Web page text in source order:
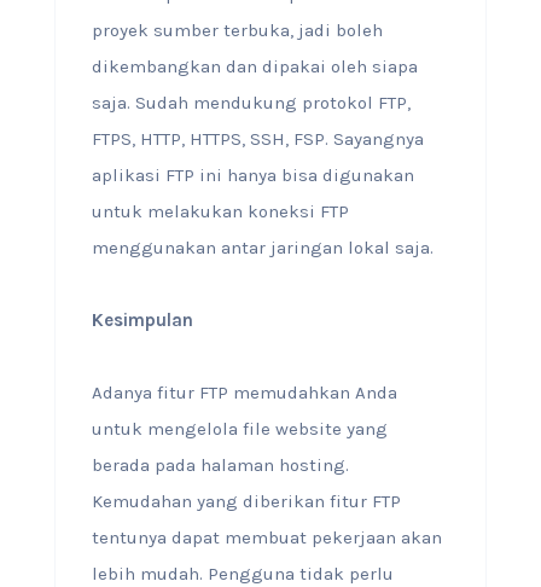
proyek sumber terbuka, jadi boleh
dikembangkan dan dipakai oleh siapa
saja. Sudah mendukung protokol FTP,
FTPS, HTTP, HTTPS, SSH, FSP. Sayangnya
aplikasi FTP ini hanya bisa digunakan
untuk melakukan koneksi FTP
menggunakan antar jaringan lokal saja.
Kesimpulan
Adanya fitur FTP memudahkan Anda
untuk mengelola file website yang
berada pada halaman hosting.
Kemudahan yang diberikan fitur FTP
tentunya dapat membuat pekerjaan akan
lebih mudah. Pengguna tidak perlu